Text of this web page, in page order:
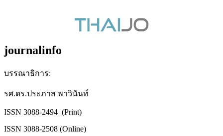
journalinfo
บรรณาธิการ:
รศ.ดร.ประภาส พาวินันท์
ISSN 3088-2494 (Print)
ISSN 3088-2508 (Online)